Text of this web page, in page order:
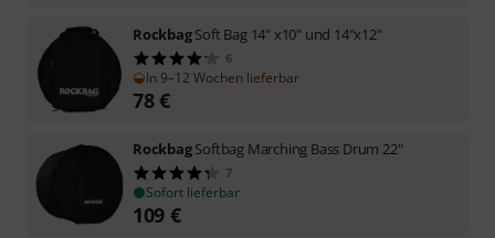
RockbagSoft Bag 14" x10" und 14"x12"
6
In 9–12 Wochen lieferbar
78€
RockbagSoftbag Marching Bass Drum 22"
7
Sofort lieferbar
109 €